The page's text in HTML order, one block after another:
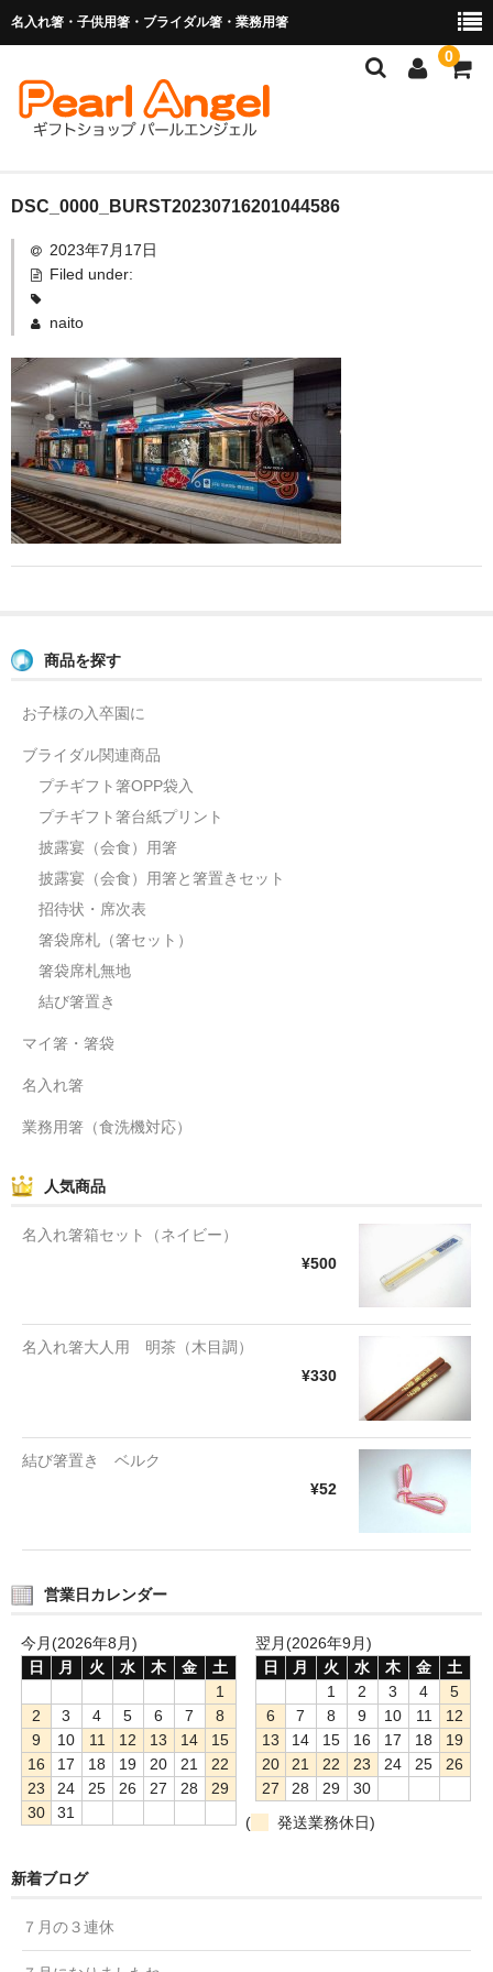
名入れ箸・子供用箸・ブライダル箸・業務用箸
0
商品を探す
お子様の入卒園に
業務用箸（食洗機対応）
マイ箸・箸袋
ご利用ガイド
よくあるご質問
DSC_0000_BURST20230716201044586
2023年7月17日
Filed under:
naito
商品を探す
お子様の入卒園に
ブライダル関連商品
プチギフト箸OPP袋入
プチギフト箸台紙プリント
披露宴（会食）用箸
披露宴（会食）用箸と箸置きセット
招待状・席次表
箸袋席札（箸セット）
箸袋席札無地
結び箸置き
マイ箸・箸袋
名入れ箸
業務用箸（食洗機対応）
人気商品
名入れ箸箱セット（ネイビー）
¥500
名入れ箸大人用 明茶（木目調）
¥330
結び箸置き ベルク
¥52
営業日カレンダー
今月(2026年8月)
日
月 火 水 木 金
土
1
2
3 4 5 6 7
8
9
10 11 12 13 14
15
16
17 18 19 20 21
22
23
24 25 26 27 28
29
30
31
翌月(2026年9月)
日
月 火 水 木 金
土
1
2 3 4
5
6
7 8 9 10 11
12
13
14 15 16 17 18
19
20
21 22 23 24 25
26
27
28 29
30
(
発送業務休日)
新着ブログ
７月の３連休